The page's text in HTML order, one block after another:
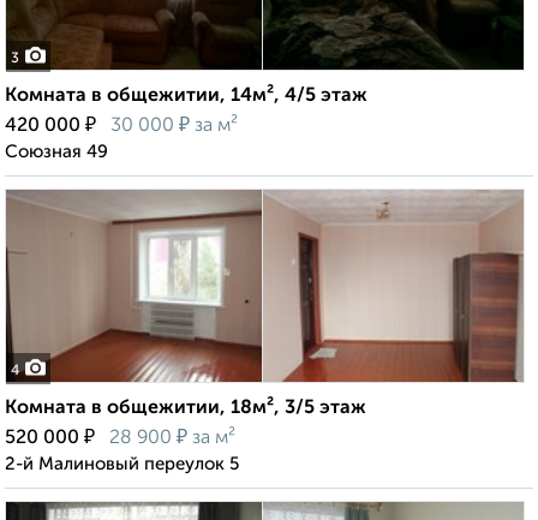
3
Комната в общежитии, 14м², 4/5 этаж
420 000 ₽ 30 000 ₽ за м²
Союзная 49
4
Комната в общежитии, 18м², 3/5 этаж
520 000 ₽ 28 900 ₽ за м²
2-й Малиновый переулок 5